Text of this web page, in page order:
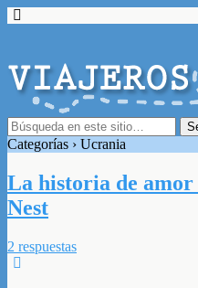
Categorías › Ucrania
La historia de amor
Nest
2 respuestas